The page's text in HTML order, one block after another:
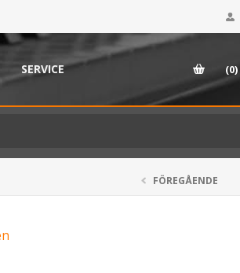
SERVICE (0)
FÖREGÅENDE